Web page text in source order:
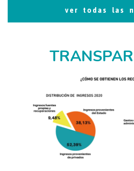
ver todas las